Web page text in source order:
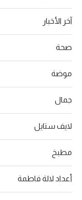
آخر الأخبار
صحة
موضة
جمال
لايف ستايل
مطبخ
أعداد لالة فاطمة